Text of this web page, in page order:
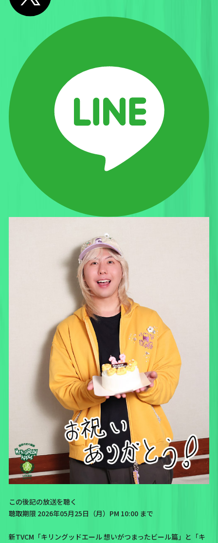
この後記の放送を聴く
聴取期限 2026年05月25日（月）PM 10:00 まで
新TVCM「キリングッドエール 想いがつまったビール篇」と「キ